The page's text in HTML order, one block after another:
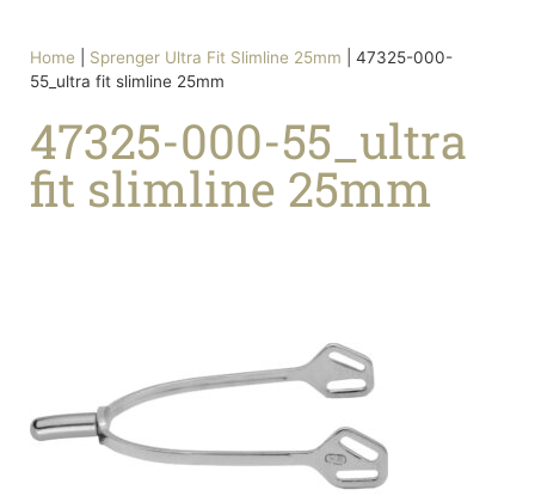
Home Sprenger Ultra Fit Slimline 25mm
47325-000-
55_ultra fit slimline 25mm
47325-000-55_ultra
fit slimline 25mm